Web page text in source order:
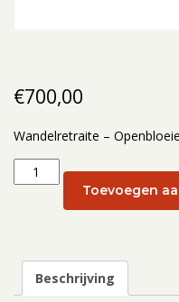
€700,00
Wandelretraite –
Wandelretraite
–
Openbloeien:
mei
Toevoegen
Beschrijving